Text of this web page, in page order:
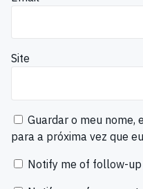
Site
Guardar o meu nome,
para a próxima vez que
Notify me of follow-